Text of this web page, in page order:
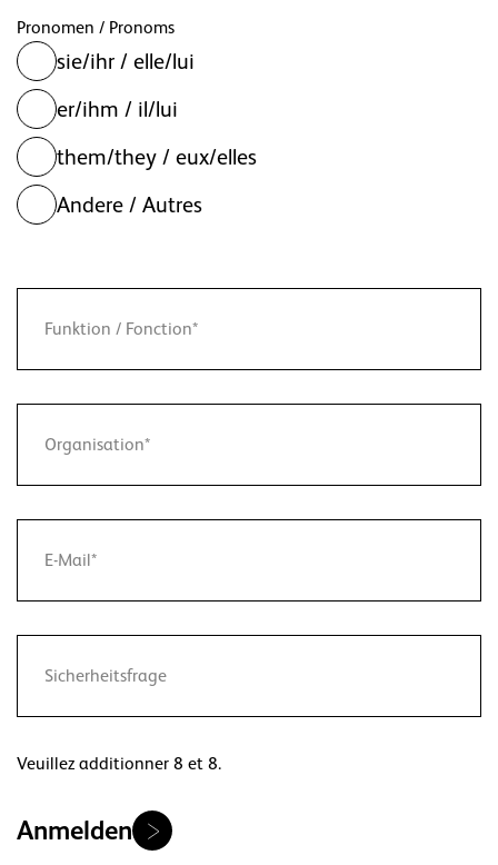
Pronomen / Pronoms
sie/ihr / elle/lui
er/ihm / il/lui
them/they / eux/elles
Andere / Autres
Veuillez additionner 8 et 8.
Anmelden